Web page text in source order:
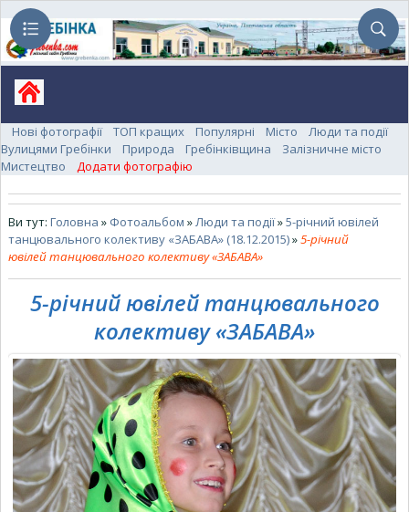
Нові фотографії ТОП кращих Популярні Місто
Люди та події
Вулицями Гребінки
Природа Гребінківщина
Залізничне місто
Мистецтво
Додати фотографію
Ви тут: Головна » Фотоальбом » Люди та події»5-річний ювілей
танцювального колективу «ЗАБАВА» (18.12.2015)»5-річний
ювілей танцювального колективу «ЗАБАВА»
5-річний ювілей танцювального
колективу «ЗАБАВА»